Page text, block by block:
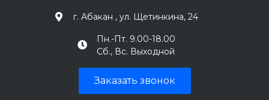
г. Абакан , ул. Щетинкина, 24
Пн.-Пт. 9.00-18.00
Сб., Вс. Выходной
Заказать звонок